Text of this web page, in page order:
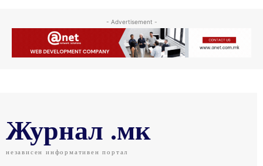
- Advertisement -
Журнал .мк
независен информативен портал